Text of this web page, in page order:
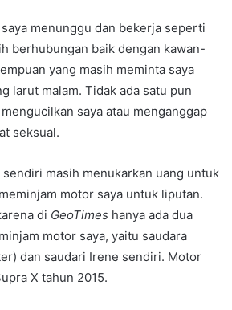
menunggu dan bekerja seperti
berhubungan baik dengan kawan-
yang masih meminta saya
larut malam. Tidak ada satu pun
saya atau menganggap
seksual.
masih menukarkan uang untuk
motor saya untuk liputan.
di GeoTimes hanya ada dua
motor saya, yaitu saudara
dan saudari Irene sendiri. Motor
X tahun 2015.